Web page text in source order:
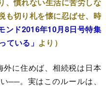
も切り札を懐に忍ばせ、時
ンド2016年10月8日号特集
ている」 より）
に住めば、相続税は日本
──。実はこのルールは、